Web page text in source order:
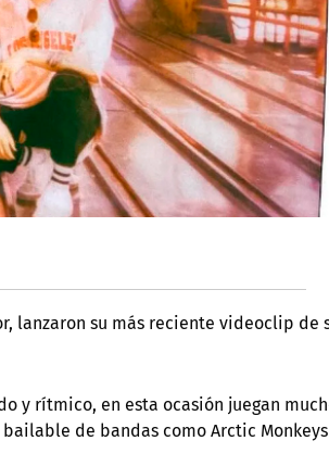
lanzaron su más reciente videoclip de
y rítmico, en esta ocasión juegan
de bandas como Arctic